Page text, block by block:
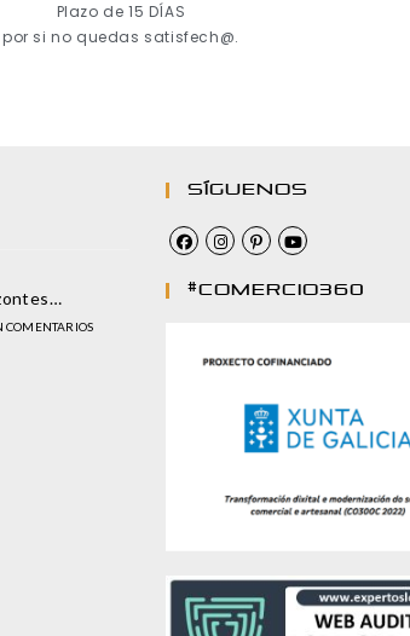
Plazo de 15 DÍAS
por si no quedas satisfech@.
COMENTARIOS
Síguenos
#comercio360